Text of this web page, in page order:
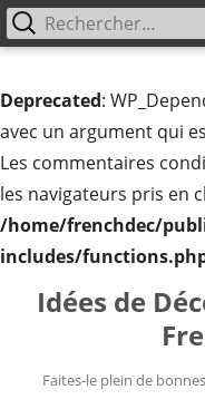
Deprecated:
avec un argument qui
Les commentaires
les navigateurs pris en
/home/frenchdec/
includes/
Idées de
Faites-le plein de
Menu